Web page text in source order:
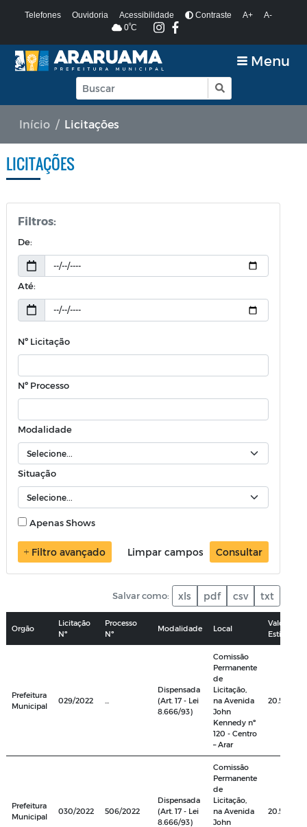
Telefones Ouvidoria Acessibilidade Contraste A+
A-
0ºC
Menu
Início Licitações
LICITAÇÕES
Filtros:
De:
Até:
Nº Licitação
Nº Processo
Modalidade
Situação
Apenas Shows
Filtro avançado Consultar
Limpar campos
Salvar como: xls pdf csv txt
Orgão
Licitação
Nº
Processo
Nº
Modalidade Local
Valor
Estimado
Prefeitura
Municipal
029/2022
Dispensada
(Art. 17 - Lei
8.666/93)
Comissão
Permanente
de
Licitação,
na Avenida
John
Kennedy nº
120 - Centro
– Arar
20.533,36
Prefeitura
Municipal
030/2022 506/2022
Dispensada
(Art. 17 - Lei
8.666/93)
Comissão
Permanente
de
Licitação,
na Avenida
John
20.533,36